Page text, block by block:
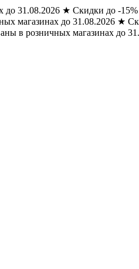
до 31.08.2026 ★ Скидки до -
магазинах до 31.08.2026 ★
в розничных магазинах до